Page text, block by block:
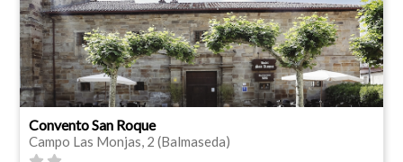
Convento San Roque
Campo Las Monjas, 2 (Balmaseda)